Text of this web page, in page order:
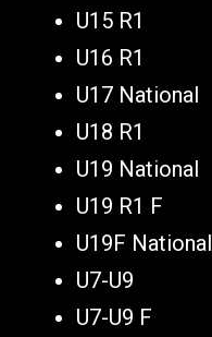
U15 R1
U16 R1
U17 National
U18 R1
U19 National
U19 R1 F
U19F National
U7-U9
U7-U9 F